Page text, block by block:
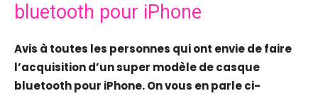
bluetooth pour iPhone
Avis à toutes les personnes qui ont envie de faire
l’acquisition d’un super modèle de casque
bluetooth pour iPhone. On vous en parle ci-